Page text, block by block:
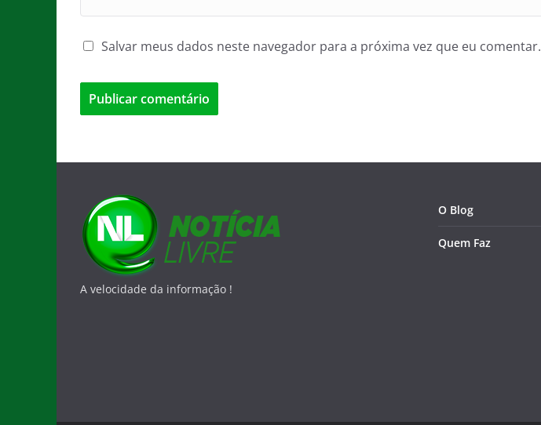
Salvar meus dados neste navegador para a próxima vez que eu comentar.
A velocidade da informação !
O Blog
Quem Faz